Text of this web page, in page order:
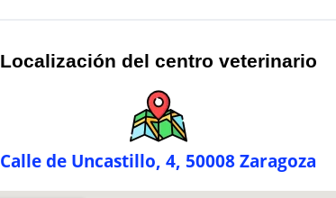
Localización del centro veterinario
Calle de Uncastillo, 4, 50008 Zaragoza